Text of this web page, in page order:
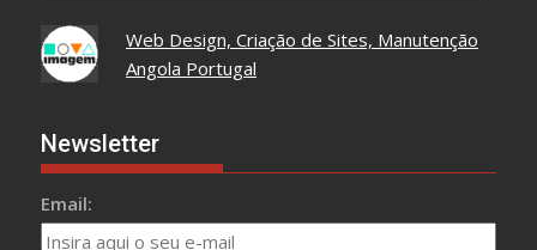
Web Design, Criação de Sites, Manutenção
Angola Portugal
Newsletter
Email: